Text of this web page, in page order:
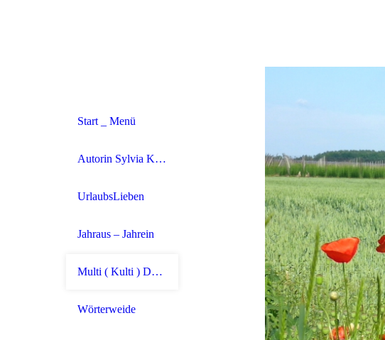
Start _ Menü
Autorin Sylvia Koch
UrlaubsLieben
Jahraus – Jahrein
Multi ( Kulti ) Deutsch
Wörterweide